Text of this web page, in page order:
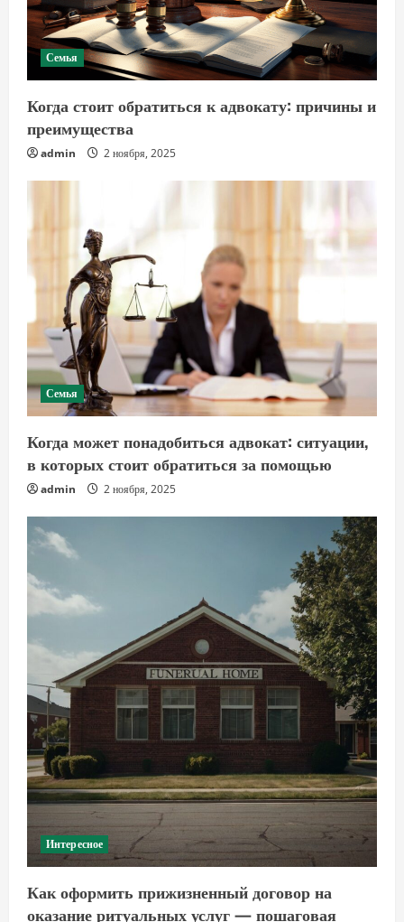
Семья
Когда стоит обратиться к адвокату: причины и
преимущества
admin 2 ноября, 2025
Семья
Когда может понадобиться адвокат: ситуации,
в которых стоит обратиться за помощью
admin 2 ноября, 2025
Интересное
Как оформить прижизненный договор на
оказание ритуальных услуг — пошаговая